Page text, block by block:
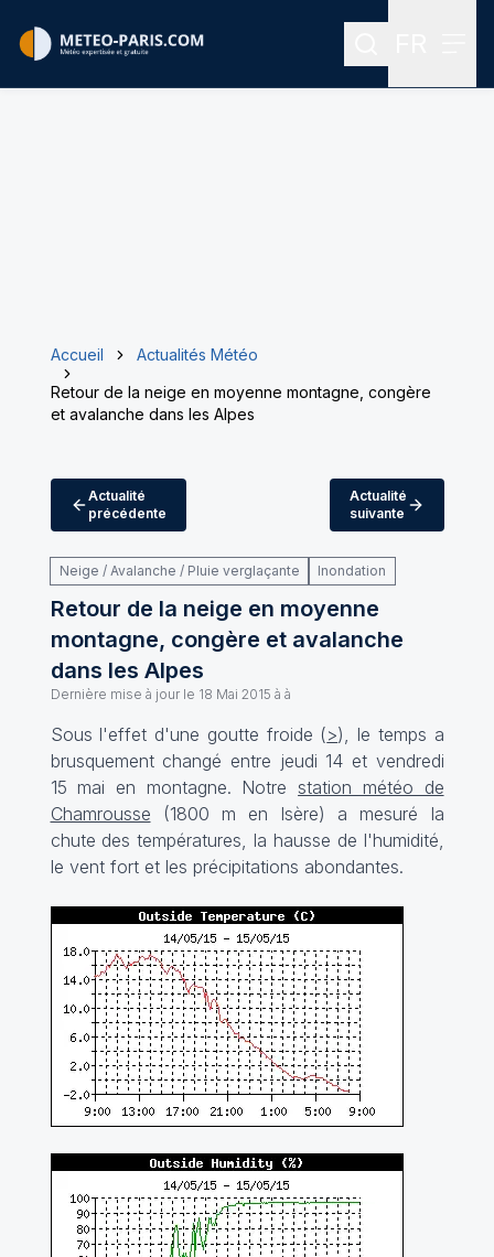
Rechercher
Accueil
Actualités Météo
Retour de la neige en moyenne montagne, congère
et avalanche dans les Alpes
Actualité
précédente
Actualité
suivante
Neige / Avalanche / Pluie verglaçante Inondation
Retour de la neige en moyenne
montagne, congère et avalanche
dans les Alpes
Dernière mise à jour le 18 Mai 2015 à à
Sous l'effet d'une goutte froide (>), le temps a
brusquement changé entre jeudi 14 et vendredi
15 mai en montagne. Notrestation météo de
Chamrousse (1800 m en Isère) a mesuré la
chute des températures, la hausse de l'humidité,
le vent fort et les précipitations abondantes.